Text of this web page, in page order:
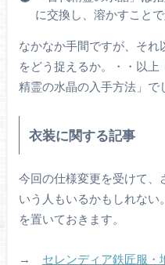
に交換し、溶かすこと
なかなか手間ですが、そ
をどう捉えるか。・・以
精霊の水晶の入手方法」で
衣装に関する記事
今回の仕様変更を受けて、
いう人もいるかもしれな
を置いておきます。
→ セレンディア鉄匠服・